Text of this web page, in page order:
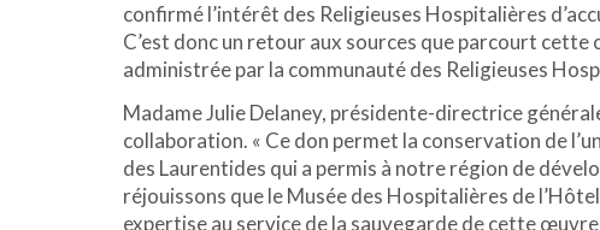
confirmé l’intérêt des Religieuses Hospitalières
C’est donc un retour aux sources que parcourt
administrée par la communauté des Religieuses
Madame Julie Delaney, présidente-directrice
collaboration. « Ce don permet la conservation de
des Laurentides qui a permis à notre région de
réjouissons que le Musée des Hospitalières de
expertise au service de la sauvegarde de cette